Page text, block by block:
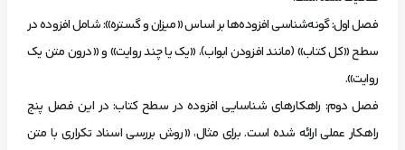
فصل اول: گونه‌شناسی افزوده‌ها بر اساس «میزان و گستره»: شامل افزوده در
سطح «کل کتاب» (مانند افزودن ابواب)، «یک یا چند روایت» و «درون متن یک
روایت».
فصل دوم: راهکارهای شناسایی افزوده در سطح کتاب: در این فصل پنج
راهکار عملی ارائه شده است. برای مثال، «روش بررسی اسناد تکراری با متن